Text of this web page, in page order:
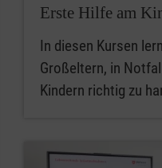
Erste Hilfe am
In diesen Kursen
Großeltern, in
Kindern richtig zu